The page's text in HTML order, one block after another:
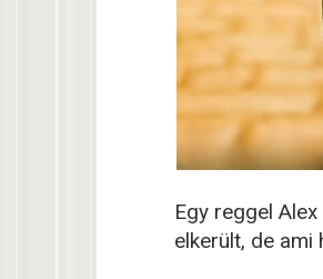
Egy reggel
elkerült, de ami